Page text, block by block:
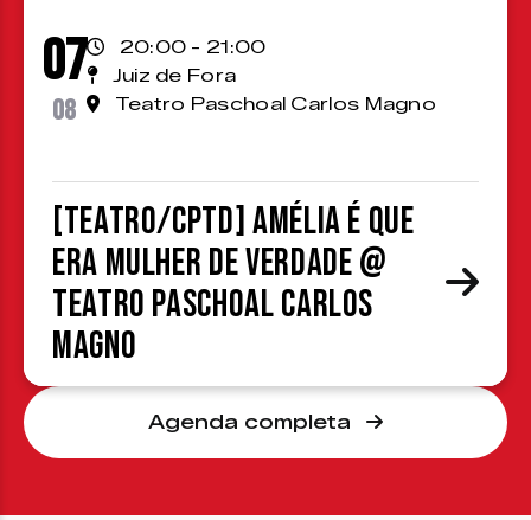
07
08
20:00 - 21:00
Juiz de Fora
Teatro Paschoal Carlos Magno
[TEATRO/CPTD] Amélia é que
era mulher de verdade @
Teatro Paschoal Carlos
Magno
Agenda completa